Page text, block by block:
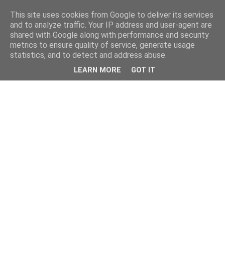
This site uses cookies from Google to deliver its services
and to analyze traffic. Your IP address and user-agent are
shared with Google along with performance and security
metrics to ensure quality of service, generate usage
statistics, and to detect and address abuse.
LEARN MORE GOT IT